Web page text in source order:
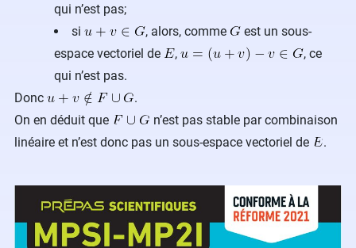
qui n’est pas;
si
, alors, comme
est un sous-
espace vectoriel de
,
, ce
qui n’est pas.
Donc
.
On en déduit que
n’est pas stable par combinaison
linéaire et n’est donc pas un sous-espace vectoriel de
.